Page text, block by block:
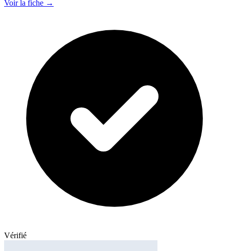
Voir la fiche →
Vérifié